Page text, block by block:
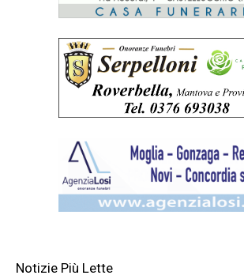
Notizie Più Lette